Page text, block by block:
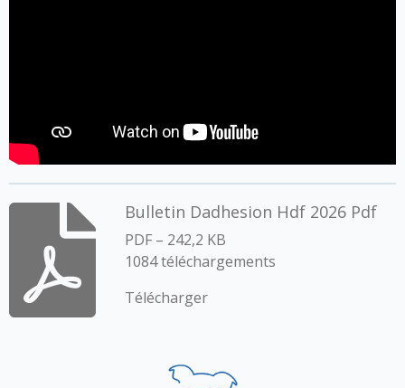
Bulletin Dadhesion Hdf 2026 Pdf
PDF – 242,2 KB
1084 téléchargements
Télécharger